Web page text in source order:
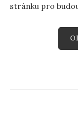
stránku pro